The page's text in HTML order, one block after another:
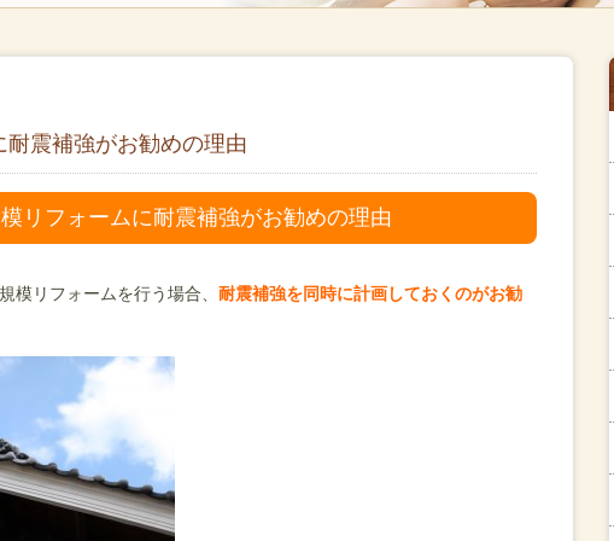
耐震補強がお勧めの理由
リフォームに耐震補強がお勧めの理由
模リフォームを行う場合、 耐震補強を同時に計画しておくのがお勧